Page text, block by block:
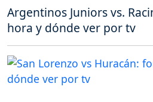
Argentinos Juniors vs.
hora y dónde ver por tv